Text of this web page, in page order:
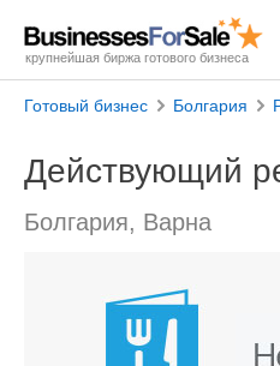
крупнейшая биржа готового бизнеса
Готовый бизнес Болгария
Действующий
Болгария, Варна